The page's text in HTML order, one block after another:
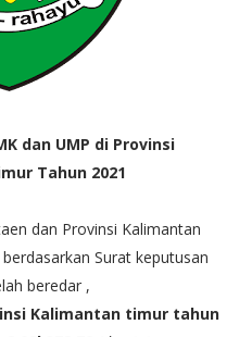
dan UMP di Provinsi
Tahun 2021
dan Provinsi Kalimantan
Surat keputusan
beredar ,
Kalimantan timur tahun